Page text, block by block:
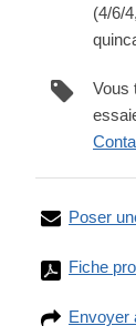
(4/6/
Vous
Poser
Fiche
Envoyer